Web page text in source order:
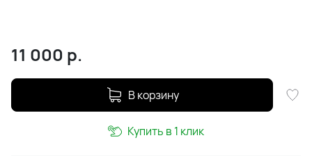
11 000 р.
В корзину
Купить в 1 клик